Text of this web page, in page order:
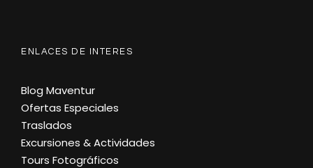
ENLACES DE INTERES
Blog Maventur
Ofertas Especiales
Traslados
Excursiones & Actividades
Tours Fotográficos